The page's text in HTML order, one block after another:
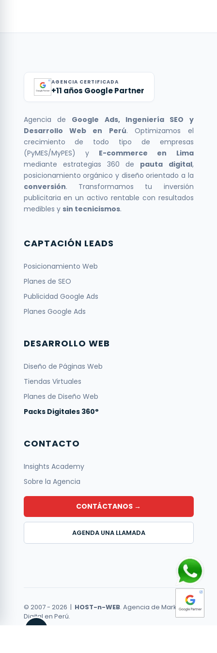
en marketing digital.
credibilidad. Las redes funcionan mejor como
orgánico (SEO) y la construcción de marca
de quien prometa crecimiento explosivo
garantizado en pocos días, porque el
crecimiento real en internet es constante, no
mágico.
AGENCIA CERTIFICADA
+11 años Google Partner
Agencia de Google Ads, Ingeniería SEO y
Desarrollo Web en Perú. Optimizamos el
crecimiento de todo tipo de empresas
(PyMES/MyPES) y E-commerce en Lima
mediante estrategias 360 de pauta digital,
posicionamiento orgánico y diseño orientado a la
conversión. Transformamos tu inversión
publicitaria en un activo rentable con resultados
medibles y sin tecnicismos.
CAPTACIÓN LEADS
Posicionamiento Web
Planes de SEO
Publicidad Google Ads
Planes Google Ads
DESARROLLO WEB
Diseño de Páginas Web
Tiendas Virtuales
Planes de Diseño Web
Packs Digitales 360°
CONTACTO
Insights Academy
Sobre la Agencia
CONTÁCTANOS →
AGENDA UNA LLAMADA
© 2007 - 2026 | HOST-n-WEB. Agencia de Marketing
Digital en Perú.